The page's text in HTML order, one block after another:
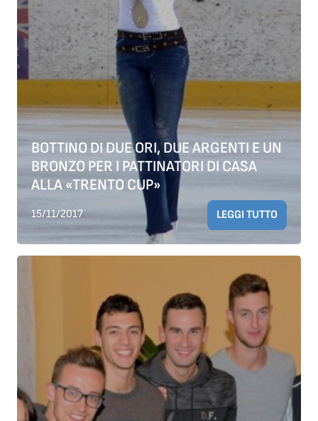
BOTTINO DI DUE ORI, DUE ARGENTI E UN
BRONZO PER I PATTINATORI DI CASA
ALLA «TRENTO CUP»
15/11/2017 LEGGI TUTTO